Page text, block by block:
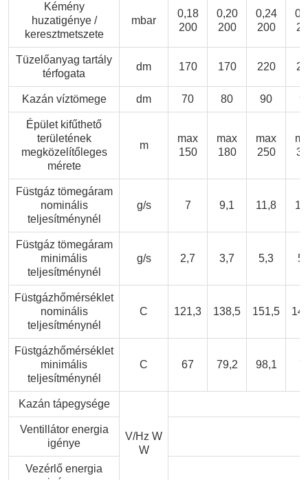
Kémény
huzatigénye /
keresztmetszete
mbar
0,18
200
0,20
200
0,24
200
Tüzelőanyag tartály
térfogata
dm 170 170 220
Kazán víztömege dm 70 80 90
Épület kifűthető
területének
megközelítőleges
mérete
m
max
150
max
180
max
250
Füstgáz tömegáram
nominális
teljesítménynél
g/s 7 9,1 11,8
Füstgáz tömegáram
minimális
teljesítménynél
g/s 2,7 3,7 5,3
Füstgázhőmérséklet
nominális
teljesítménynél
C 121,3 138,5 151,5
Füstgázhőmérséklet
minimális
teljesítménynél
C 67 79,2 98,1
Kazán tápegysége
V/Hz W
W
Ventillátor energia
igénye
Vezérlő energia